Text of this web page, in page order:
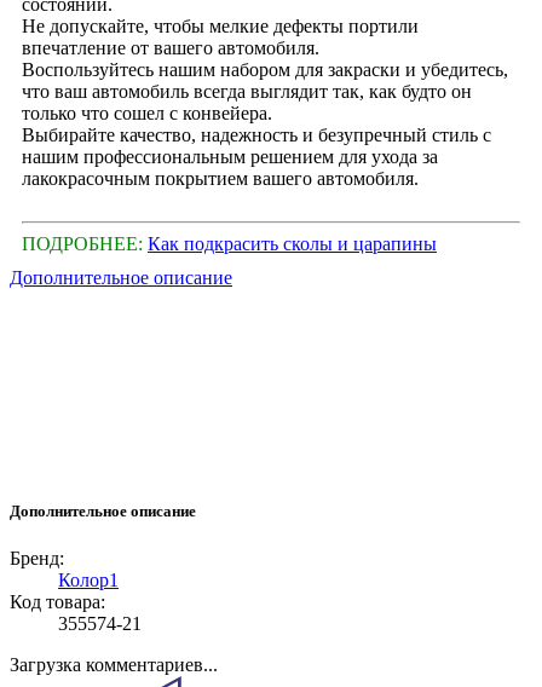
состоянии.
Не допускайте, чтобы мелкие дефекты портили
впечатление от вашего автомобиля.
Воспользуйтесь нашим набором для закраски и убедитесь,
что ваш автомобиль всегда выглядит так, как будто он
только что сошел с конвейера.
Выбирайте качество, надежность и безупречный стиль с
нашим профессиональным решением для ухода за
лакокрасочным покрытием вашего автомобиля.
ПОДРОБНЕЕ: Как подкрасить сколы и царапины
Дополнительное описание
Дополнительное описание
Бренд:
Колор1
Код товара:
355574-21
Загрузка комментариев...